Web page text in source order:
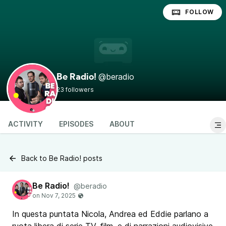
Be Radio! @beradio
23 followers
FOLLOW
ACTIVITY EPISODES ABOUT
Back to Be Radio! posts
Be Radio! @beradio
In questa puntata Nicola, Andrea ed Eddie parlano a